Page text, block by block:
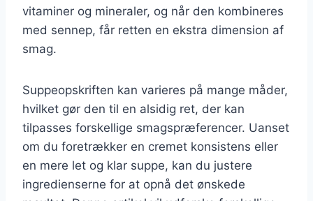
vitaminer og mineraler, og når den kombineres
med sennep, får retten en ekstra dimension af
smag.
Suppeopskriften kan varieres på mange måder,
hvilket gør den til en alsidig ret, der kan
tilpasses forskellige smagspræferencer. Uanset
om du foretrækker en cremet konsistens eller
en mere let og klar suppe, kan du justere
ingredienserne for at opnå det ønskede